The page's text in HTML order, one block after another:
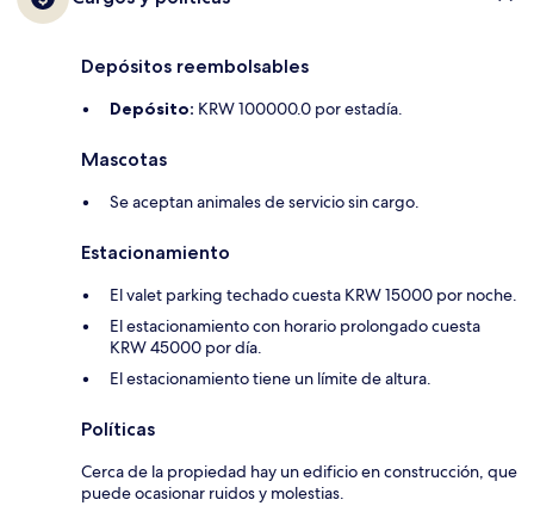
Depósitos reembolsables
Depósito: KRW 100000.0 por estadía.
Mascotas
Se aceptan animales de servicio sin cargo.
Estacionamiento
El valet parking techado cuesta KRW 15000 por noche.
El estacionamiento con horario prolongado cuesta
KRW 45000 por día.
El estacionamiento tiene un límite de altura.
Políticas
Cerca de la propiedad hay un edificio en construcción, que
puede ocasionar ruidos y molestias.